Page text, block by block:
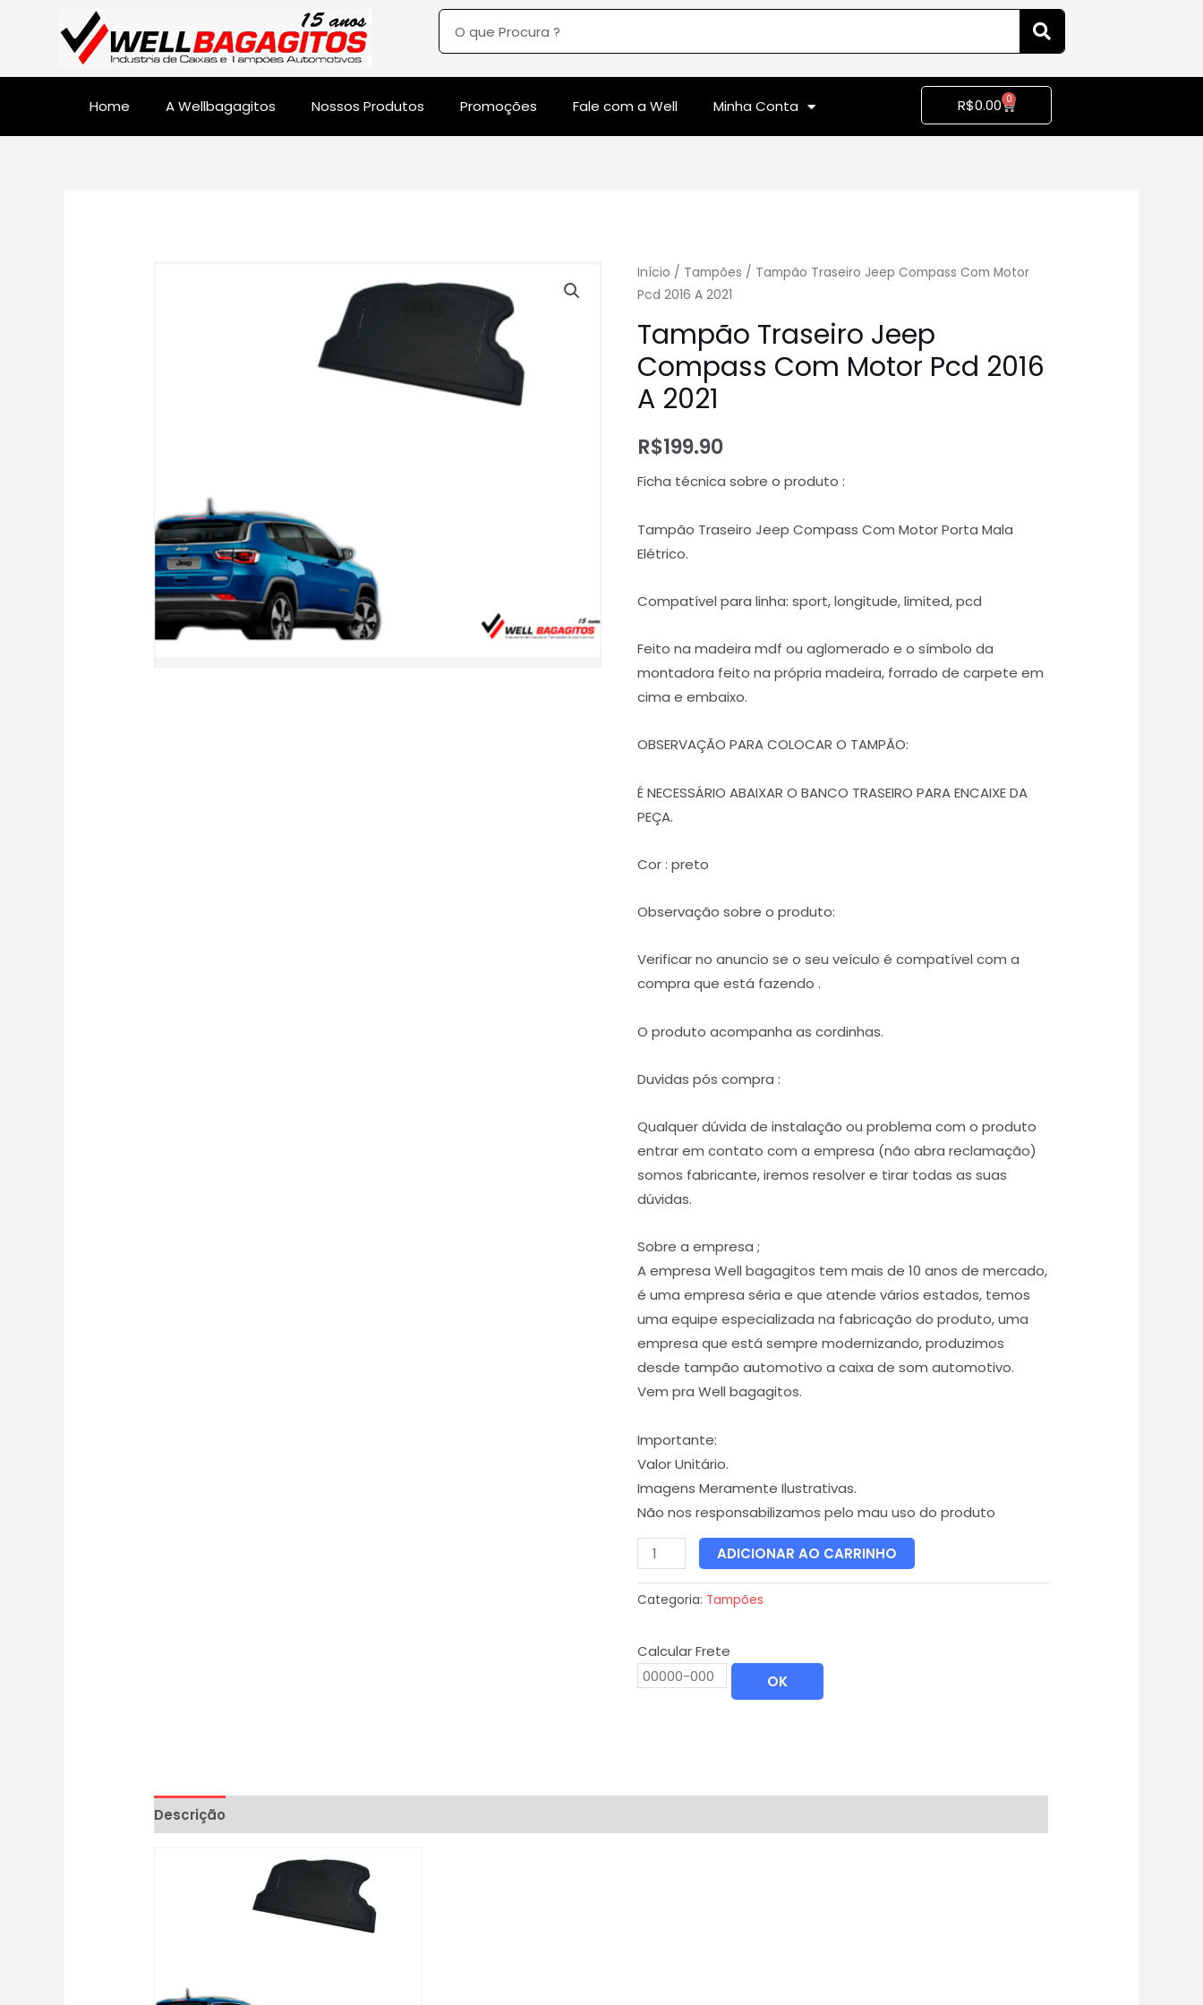
Home A Wellbagagitos Nossos Produtos Promoções Fale com a Well Minha Conta R$0.00 0
Início / Tampões / Tampão Traseiro Jeep Compass Com Motor
Pcd 2016 A 2021
Tampão Traseiro Jeep
Compass Com Motor Pcd 2016
A 2021
R$199.90
Ficha técnica sobre o produto :
Tampão Traseiro Jeep Compass Com Motor Porta Mala
Elétrico.
Compatível para linha: sport, longitude, limited, pcd
Feito na madeira mdf ou aglomerado e o símbolo da
montadora feito na própria madeira, forrado de carpete em
cima e embaixo.
OBSERVAÇÃO PARA COLOCAR O TAMPÃO:
É NECESSÁRIO ABAIXAR O BANCO TRASEIRO PARA ENCAIXE DA
PEÇA.
Cor : preto
Observação sobre o produto:
Verificar no anuncio se o seu veículo é compatível com a
compra que está fazendo .
O produto acompanha as cordinhas.
Duvidas pós compra :
Qualquer dúvida de instalação ou problema com o produto
entrar em contato com a empresa (não abra reclamação)
somos fabricante, iremos resolver e tirar todas as suas
dúvidas.
Sobre a empresa ;
A empresa Well bagagitos tem mais de 10 anos de mercado,
é uma empresa séria e que atende vários estados, temos
uma equipe especializada na fabricação do produto, uma
empresa que está sempre modernizando, produzimos
desde tampão automotivo a caixa de som automotivo.
Vem pra Well bagagitos.
Importante:
Valor Unitário.
Imagens Meramente Ilustrativas.
Não nos responsabilizamos pelo mau uso do produto
ADICIONAR AO CARRINHO
Categoria: Tampões
Calcular Frete
OK
Descrição